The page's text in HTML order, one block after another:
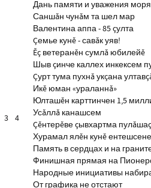
3 4
Дань памяти и уважения
Саншăн чунăм та шел мар
Валентина аппа - 85 çулта
Çемье кунĕ - савăк уяв!
Ĕç ветеранĕн сумлă юбилейĕ
Шыв çинче каллех инкексем
Çурт тума пухнă укçана
Икĕ юман «ураланнă»
Юлташĕн карттинчен 1,5
Усăллă канашсем
Çĕнтерĕве çывхартма
Хурамал ялĕн кунĕ
Память в сердцах и на
Финишная прямая на
Народные инициативы
От графика не отстают